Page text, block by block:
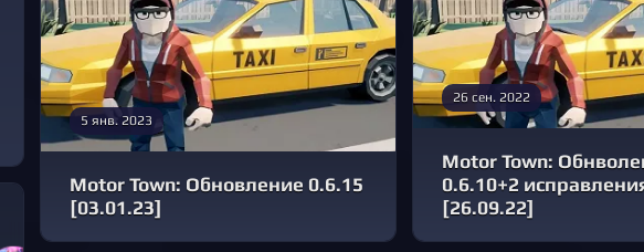
5 янв. 2023
Motor Town: Обновление 0.6.15
[03.01.23]
26 сен. 2022
Motor Town:
0.6.10+2
[26.09.22]